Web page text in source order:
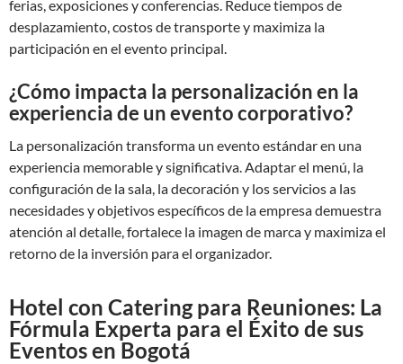
ferias, exposiciones y conferencias. Reduce tiempos de
desplazamiento, costos de transporte y maximiza la
participación en el evento principal.
¿Cómo impacta la personalización en la
experiencia de un evento corporativo?
La personalización transforma un evento estándar en una
experiencia memorable y significativa. Adaptar el menú, la
configuración de la sala, la decoración y los servicios a las
necesidades y objetivos específicos de la empresa demuestra
atención al detalle, fortalece la imagen de marca y maximiza el
retorno de la inversión para el organizador.
Hotel con Catering para Reuniones: La
Fórmula Experta para el Éxito de sus
Eventos en Bogotá